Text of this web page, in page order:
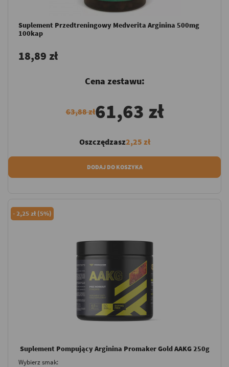
Suplement Przedtreningowy Medverita Arginina 500mg
100kap
18,89 zł
Cena zestawu:
63,88 zł61,63 zł
Oszczędzasz2,25 zł
DODAJ DO KOSZYKA
-2,25 zł (5%)
Suplement Pompujący Arginina Promaker Gold AAKG 250g
Wybierz smak: